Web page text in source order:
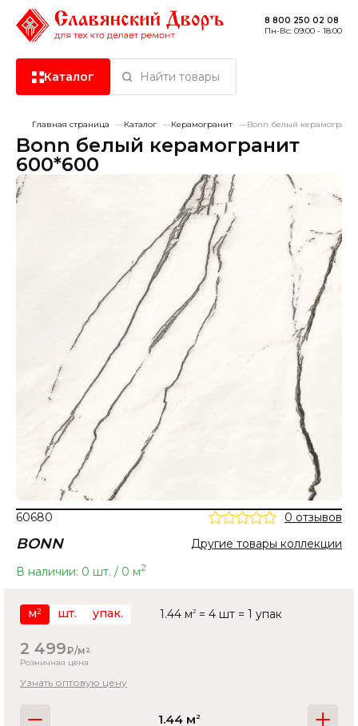
8 800 250 02 08
Пн-Вс: 09:00 - 18:00
Каталог Найти товары
Керамическая плитка
Сухие смеси
Главная страница Каталог Керамогранит Bonn белый
Bonn белый керамогранит
600*600
-20%
60680 0 отзывов
BONN
Другие товары коллекции
В наличии: 0 шт. / 0 м2
м2 шт. упак. 1.44 м2 = 4 шт = 1 упак
2 499₽/м2
Розничная цена
Узнать оптовую цену
1.44 м 2